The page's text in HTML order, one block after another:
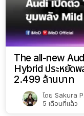
The all-new
Hybrid ประหยัด
2.499 ล้านบาท
โดย Sakura P.
5 เดือนที่แล้ว